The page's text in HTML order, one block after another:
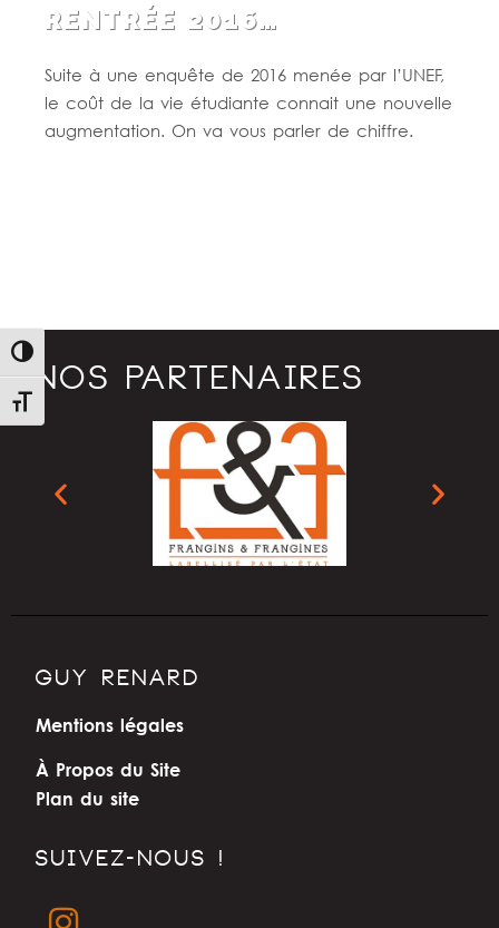
Passer en contraste élevé
Changer la taille de la police
RENTRÉE 2016…
Suite à une enquête de 2016 menée par l’UNEF,
le coût de la vie étudiante connait une nouvelle
augmentation. On va vous parler de chiffre.
NOS PARTENAIRES
GUY RENARD
Mentions légales
À Propos du Site
Plan du site
SUIVEZ-NOUS !